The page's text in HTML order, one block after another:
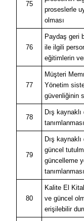
75
proseslerle
olması
76
Paydaş geri
ile ilgili
eğitimlerin
77
Müşteri
Yönetim
güvenliğinin
78
Dış
tanımlanması
79
Dış
güncel
güncelleme
tanımlanması
80
Kalite El
ve güncel
erişilebilir